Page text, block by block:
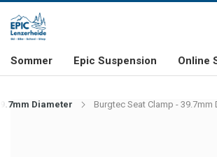
& FREERIDE-SPEZIALIST SCHWEIZER FIRMA
Sommer Epic Suspension Online
Diameter Burgtec Seat Clamp - 39.7mm